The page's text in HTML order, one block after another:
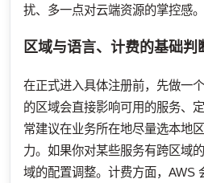
扰、多一点对云端资源的掌控感。
区域与语言、计费的基础判
在正式进入具体注册前，先做一
的区域会直接影响可用的服务、
常建议在业务所在地尽量选本地
力。如果你对某些服务有跨区域
域的配置调整。计费方面，AWS